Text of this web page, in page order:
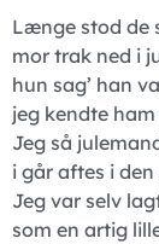
Længe stod de
mor trak ned i
hun sag’ han
jeg kendte
Jeg så
i går aftes i
Jeg var selv
som en artig